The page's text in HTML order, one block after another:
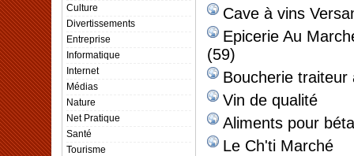
Culture
Divertissements
Entreprise
Informatique
Internet
Médias
Nature
Net Pratique
Santé
Tourisme
Cave à vins
Epicerie Au
(59)
Boucherie traiteur
Vin de qualité
Aliments pour
Le Ch'ti Marché